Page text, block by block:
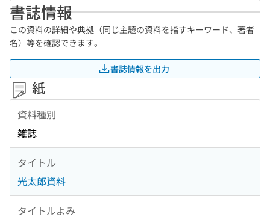
書誌情報
この資料の詳細や典拠（同じ主題の資料を指すキーワード、著者
名）等を確認できます。
書誌情報を出力
紙
資料種別
雑誌
タイトル
光太郎資料
タイトルよみ